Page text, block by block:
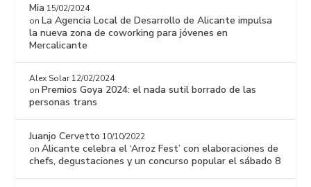
Mia 15/02/2024
on La Agencia Local de Desarrollo de Alicante impulsa
la nueva zona de coworking para jóvenes en
Mercalicante
Alex Solar 12/02/2024
on Premios Goya 2024: el nada sutil borrado de las
personas trans
Juanjo Cervetto 10/10/2022
onAlicante celebra el ‘Arroz Fest’ con elaboraciones de
chefs, degustaciones y un concurso popular el sábado 8